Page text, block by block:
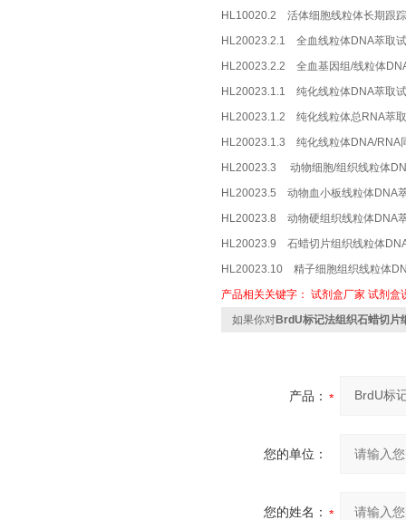
HL10020.2 活体细胞线粒体长期跟
HL20023.2.1 全血线粒体DNA萃取
HL20023.2.2 全血基因组/线粒体
HL20023.1.1 纯化线粒体DNA萃取
HL20023.1.2 纯化线粒体总RNA萃
HL20023.1.3 纯化线粒体DNA/
HL20023.3 动物细胞/组织线粒体
HL20023.5 动物血小板线粒体DNA
HL20023.8 动物硬组织线粒体DNA
HL20023.9 石蜡切片组织线粒体
HL20023.10 精子细胞组织线粒体
产品相关关键字： 试剂盒厂家 试剂盒
如果你对BrdU标记法组织石蜡切片
产品：
您的单位：
您的姓名：